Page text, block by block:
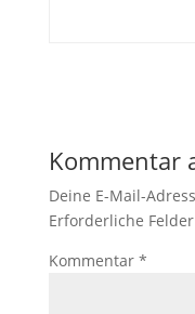
Kommentar
Deine E-Mail-
Erforderliche
Kommentar *